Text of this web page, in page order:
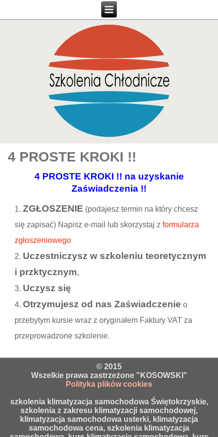
4 PROSTE KROKI !!
4 PROSTE KROKI !! na uzyskanie
Zaświadczenia !!
ZGŁOSZENIE (podajesz termin na który chcesz
się zapisać) Napisz e-mail lub skorzystaj zformularza
zgłoszeniowego
Uczestniczysz w szkoleniu teoretycznym
i przktycznym,
Uczysz się
Otrzymujesz od nas Zaświadczenie o
przebytym kursie wraz z oryginałem Faktury VAT za
przeprowadzone szkolenie.
© 2015
Wszelkie prawa zastrzeżone "KOSOWSKI"
Polityka plików cookies
szkolenia klimatyzacja samochodowa Świętokrzyskie,
szkolenia z zakresu klimatyzacji samochodowej,
klimatyzacja samochodowa usterki, klimatyzacja
samochodowa cena, szkolenia klimatyzacja